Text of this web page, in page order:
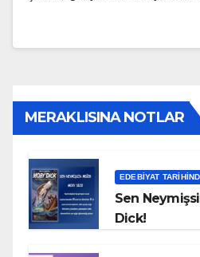
MERAKLISINA NOTLAR
EDEBIYAT
Sen
Dick!